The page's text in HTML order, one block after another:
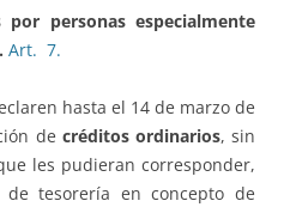
por personas especialmente
Art. 7.
hasta el 14 de marzo de
de créditos ordinarios, sin
les pudieran corresponder,
tesorería en concepto de